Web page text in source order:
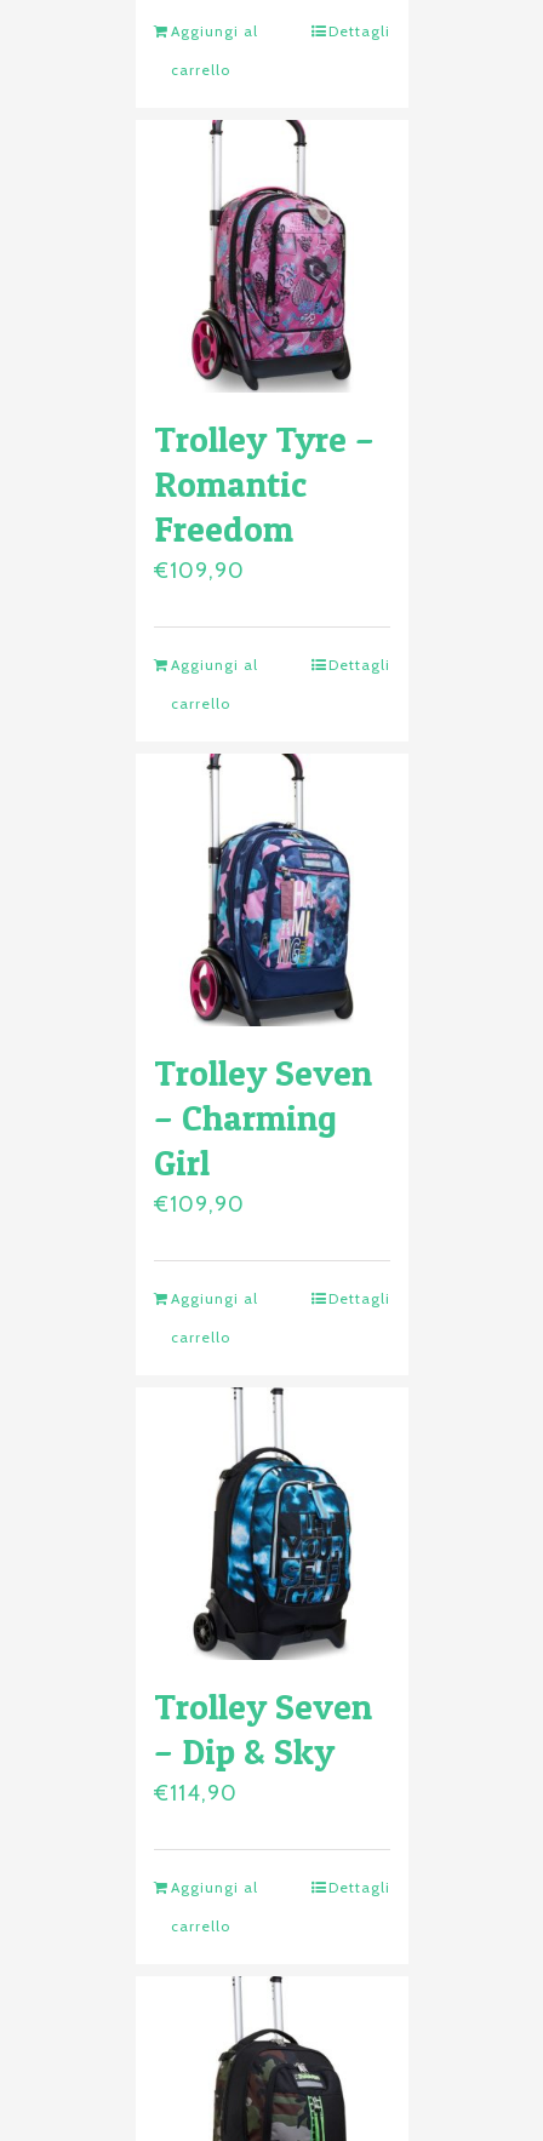
Aggiungi al
carrello
Dettagli
Trolley Tyre –
Romantic
Freedom
€109,90
Aggiungi al
carrello
Dettagli
Trolley Seven
– Charming
Girl
€109,90
Aggiungi al
carrello
Dettagli
Trolley Seven
– Dip & Sky
€114,90
Aggiungi al
carrello
Dettagli